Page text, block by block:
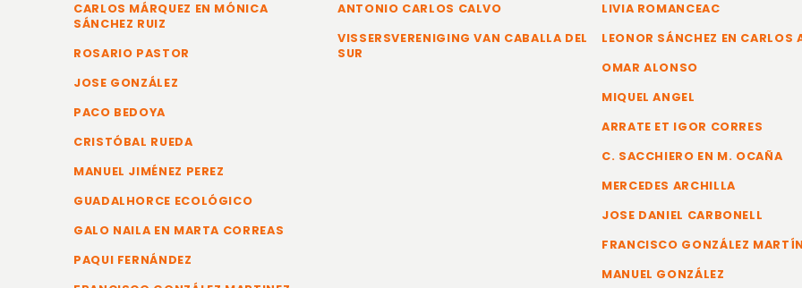
CARLOS MÁRQUEZ EN MÓNICA
SÁNCHEZ RUIZ
ROSARIO PASTOR
JOSE GONZÁLEZ
PACO BEDOYA
CRISTÓBAL RUEDA
MANUEL JIMÉNEZ PEREZ
GUADALHORCE ECOLÓGICO
GALO NAILA EN MARTA CORREAS
PAQUI FERNÁNDEZ
ANTONIO CARLOS CALVO
VISSERSVERENIGING VAN CABALLA DEL
SUR
LIVIA ROMANCEAC
LEONOR SÁNCHEZ EN CARLOS
OMAR ALONSO
MIQUEL ANGEL
ARRATE ET IGOR CORRES
C. SACCHIERO EN M. OCAÑA
MERCEDES ARCHILLA
JOSE DANIEL CARBONELL
FRANCISCO GONZÁLEZ MARTÍN
MANUEL GONZÁLEZ